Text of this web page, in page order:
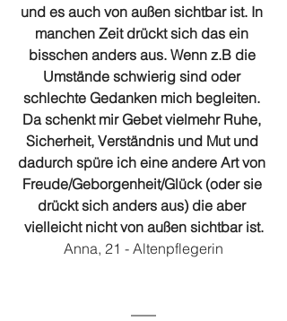
und es auch von außen sichtbar ist. In
manchen Zeit drückt sich das ein
bisschen anders aus. Wenn z.B die
Umstände schwierig sind oder
schlechte Gedanken mich begleiten.
Da schenkt mir Gebet vielmehr Ruhe,
Sicherheit, Verständnis und Mut und
dadurch spüre ich eine andere Art von
Freude/Geborgenheit/Glück (oder sie
drückt sich anders aus) die aber
vielleicht nicht von außen sichtbar ist.
Anna, 21 - Altenpflegerin